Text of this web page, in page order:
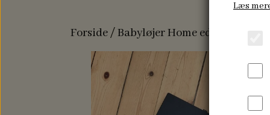
LEGETID
AKTIVITETSTERNINGER
BAMSER
FRUGTPOSER
RANGLER
Forside Babyløjer Home edition
Læs